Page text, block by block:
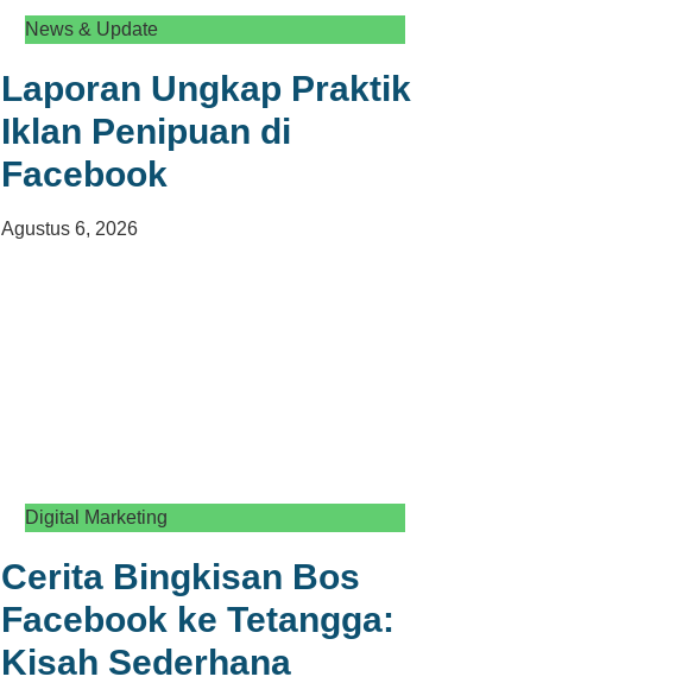
News & Update
Laporan Ungkap Praktik
Iklan Penipuan di
Facebook
Agustus 6, 2026
Digital Marketing
Cerita Bingkisan Bos
Facebook ke Tetangga:
Kisah Sederhana